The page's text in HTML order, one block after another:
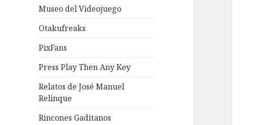
Museo del Videojuego
Otakufreaks
PixFans
Press Play Then Any Key
Relatos de José Manuel
Relinque
Rincones Gaditanos